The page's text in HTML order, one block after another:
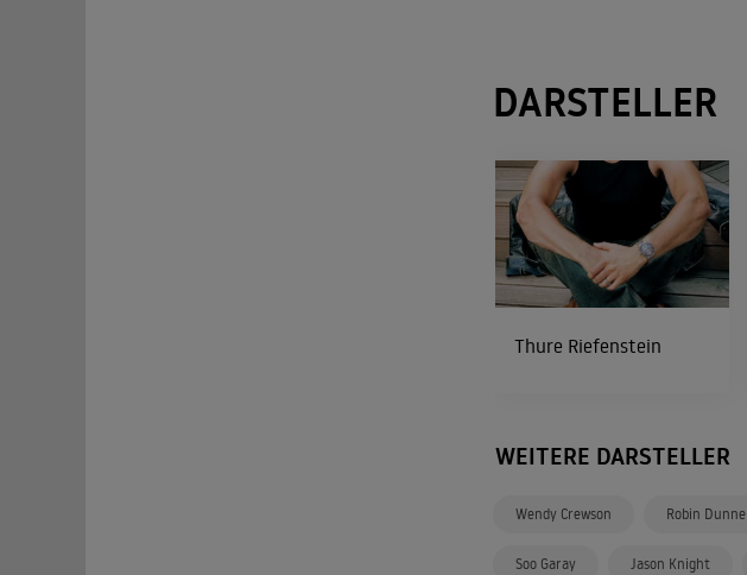
DARSTELLER
Thure Riefenstein
WEITERE DARSTELLER
Wendy Crewson Robin Dunne
Soo Garay Jason Knight